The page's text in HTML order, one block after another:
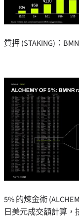
質押 (STAKING)：
5% 的煉金術
日美元成交額計算，